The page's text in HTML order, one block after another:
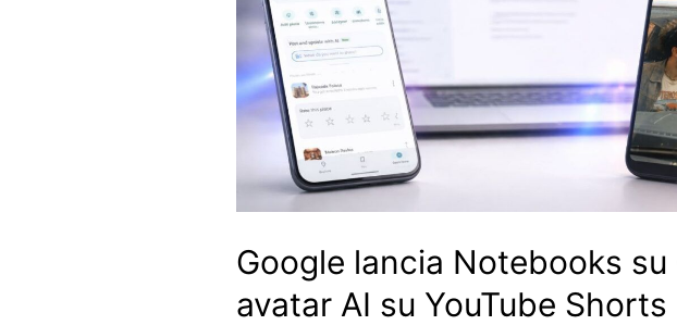
Google lancia Notebooks su
avatar AI su YouTube Shorts